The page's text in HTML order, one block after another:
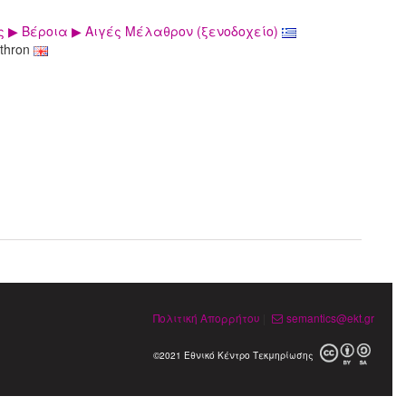
Βέροια ▶ Αιγές Μέλαθρον (ξενοδοχείο)
Πολιτική Απορρήτου semantics@ekt.gr
©2021 Εθνικό Κέντρο Τεκμηρίωσης